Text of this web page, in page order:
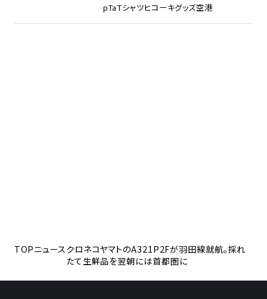
pTaTシャツヒコーキグッズ空港
TOPニュースクロネコヤマトのA321P2Fが羽田線就航。採れ
たて生鮮品を翌朝には首都圏に